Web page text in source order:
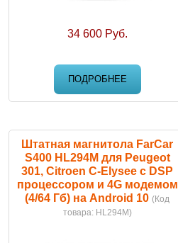
34 600 Руб.
ПОДРОБНЕЕ
Штатная магнитола FarCar
S400 HL294M для Peugeot
301, Citroen C-Elysee с DSP
процессором и 4G модемом
(4/64 Гб) на Android 10 (Код
товара: HL294M)